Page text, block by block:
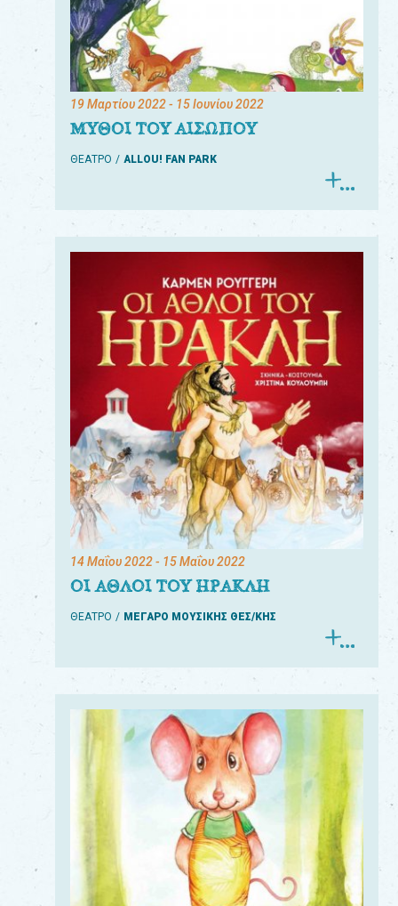
19 Μαρτίου 2022- 15 Ιουνίου 2022
ΜΥΘΟΙ ΤΟΥ ΑΙΣΩΠΟΥ
ΘΕΑΤΡΟ ALLOU! FAN PARK
14 Μαΐου 2022- 15 Μαΐου 2022
ΟΙ ΑΘΛΟΙ ΤΟΥ ΗΡΑΚΛΗ
ΘΕΑΤΡΟ ΜΕΓΑΡΟ ΜΟΥΣΙΚΗΣ ΘΕΣ/ΚΗΣ